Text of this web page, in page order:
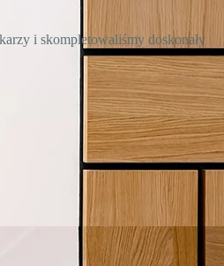
i skompletowaliśmy doskonały